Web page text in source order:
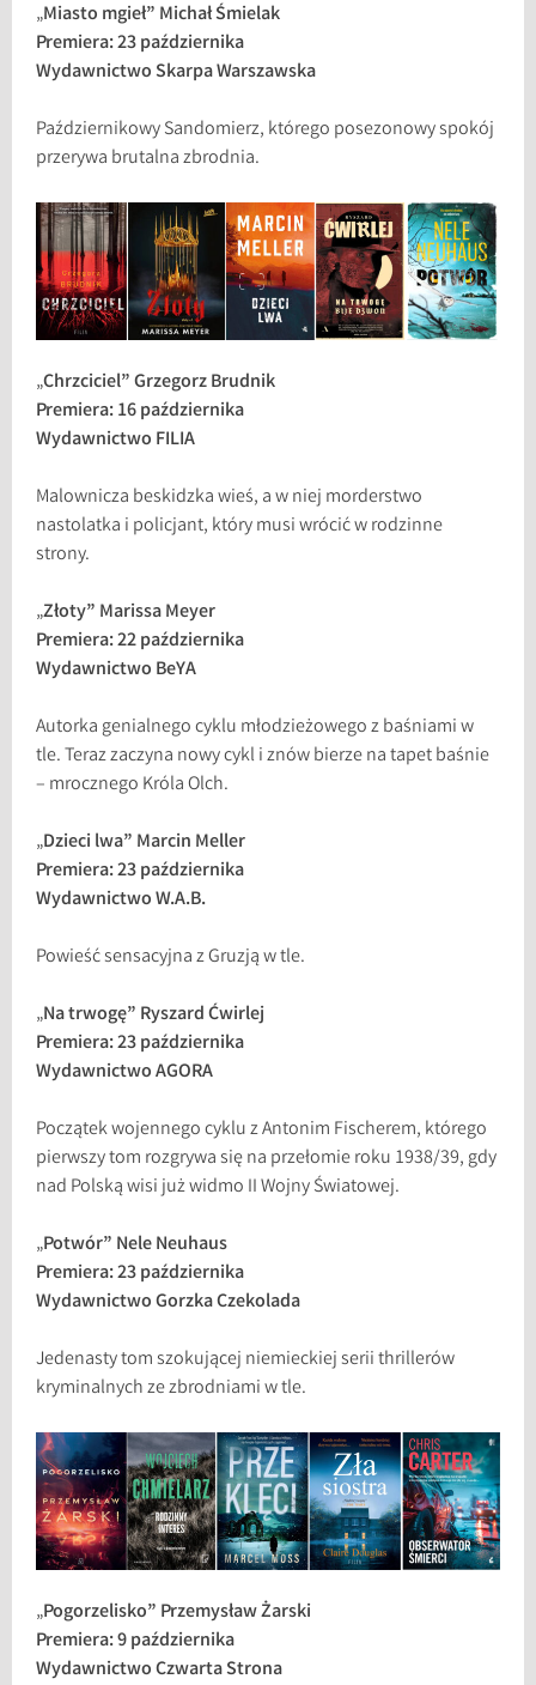
„Miasto mgieł” Michał Śmielak
Premiera: 23 października
Wydawnictwo Skarpa Warszawska
Październikowy Sandomierz, którego posezonowy spokój
przerywa brutalna zbrodnia.
„Chrzciciel” Grzegorz Brudnik
Premiera: 16 października
Wydawnictwo FILIA
Malownicza beskidzka wieś, a w niej morderstwo
nastolatka i policjant, który musi wrócić w rodzinne
strony.
„Złoty” Marissa Meyer
Premiera: 22 października
Wydawnictwo BeYA
Autorka genialnego cyklu młodzieżowego z baśniami w
tle. Teraz zaczyna nowy cykl i znów bierze na tapet baśnie
– mrocznego Króla Olch.
„Dzieci lwa” Marcin Meller
Premiera: 23 października
Wydawnictwo W.A.B.
Powieść sensacyjna z Gruzją w tle.
„Na trwogę” Ryszard Ćwirlej
Premiera: 23 października
Wydawnictwo AGORA
Początek wojennego cyklu z Antonim Fischerem, którego
pierwszy tom rozgrywa się na przełomie roku 1938/39, gdy
nad Polską wisi już widmo II Wojny Światowej.
„Potwór” Nele Neuhaus
Premiera: 23 października
Wydawnictwo Gorzka Czekolada
Jedenasty tom szokującej niemieckiej serii thrillerów
kryminalnych ze zbrodniami w tle.
„Pogorzelisko” Przemysław Żarski
Premiera: 9 października
Wydawnictwo Czwarta Strona